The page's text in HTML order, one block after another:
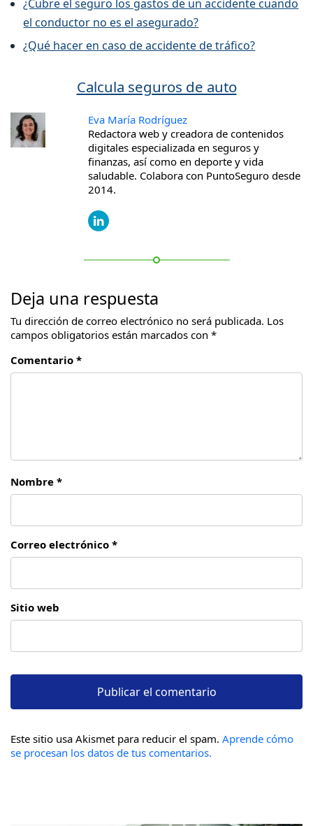
¿Cubre el seguro los gastos de un accidente cuando
el conductor no es el asegurado?
¿Qué hacer en caso de accidente de tráfico?
Calcula seguros de auto
Eva María Rodríguez
Redactora web y creadora de contenidos
digitales especializada en seguros y
finanzas, así como en deporte y vida
saludable. Colabora con PuntoSeguro desde
2014.
Deja una respuesta
Tu dirección de correo electrónico no será publicada. Los
campos obligatorios están marcados con *
Comentario *
Nombre *
Correo electrónico *
Sitio web
Este sitio usa Akismet para reducir el spam. Aprende cómo
se procesan los datos de tus comentarios.